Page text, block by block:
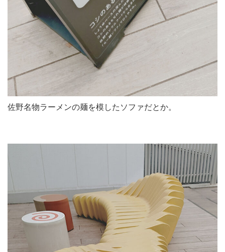
佐野名物ラーメンの麺を模したソファだとか。